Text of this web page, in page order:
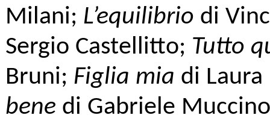
Milani; L’equilibrio di
Sergio Castellitto; Tutto
Bruni; Figlia mia di
bene di Gabriele